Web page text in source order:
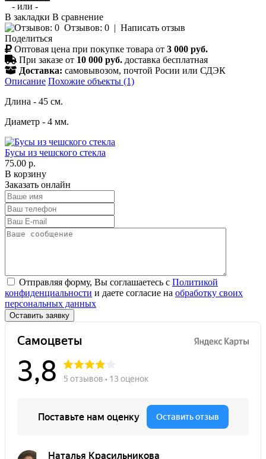
- или -
В закладки В сравнение
Отзывов: 0 | Написать отзыв
Поделиться
Оптовая цена при покупке товара от 3 000 руб.
При заказе от 10 000 руб. доставка бесплатная
Доставка: самовывозом, почтой Росии или СДЭК
Описание Похожие объекты (1)
Длина - 45 см.
Диаметр - 4 мм.
Бусы из чешского стекла
75.00 р.
В корзину
Заказать онлайн
Отправляя форму, Вы соглашаетесь с Политикой
конфиденциальности и даете согласие на обработку своих
персональных данных